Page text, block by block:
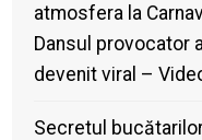
atmosfera la
Dansul provocator
devenit viral –
Secretul